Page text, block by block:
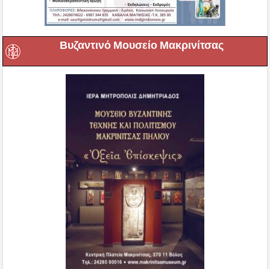
Βυζαντινό Μουσείο Μακρινίτσας